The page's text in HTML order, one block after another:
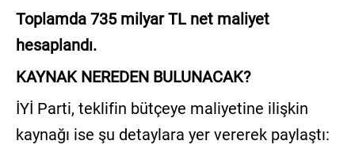
Toplamda 735 milyar TL net maliyet
hesaplandı.
KAYNAK NEREDEN BULUNACAK?
İYİ Parti, teklifin bütçeye maliyetine ilişkin
kaynağı ise şu detaylara yer vererek paylaştı: